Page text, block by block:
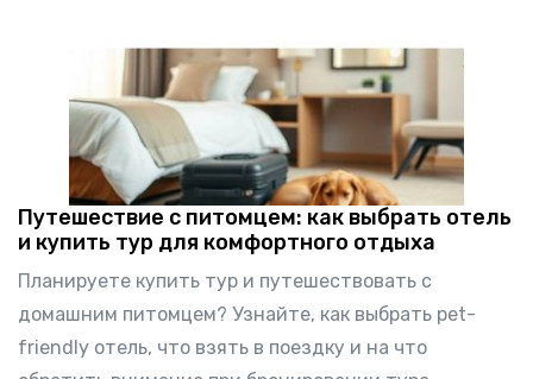
Путешествие с питомцем: как выбрать отель
и купить тур для комфортного отдыха
Планируете купить тур и путешествовать с
домашним питомцем? Узнайте, как выбрать pet-
friendly отель, что взять в поездку и на что